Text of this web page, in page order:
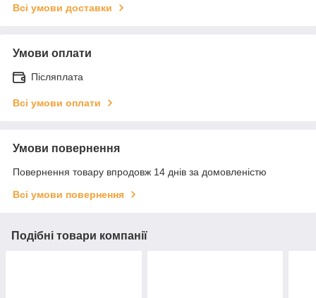
Всі умови доставки
Умови оплати
Післяплата
Всі умови оплати
Умови повернення
Повернення товару впродовж 14 днів за домовленістю
Всі умови повернення
Подібні товари компанії